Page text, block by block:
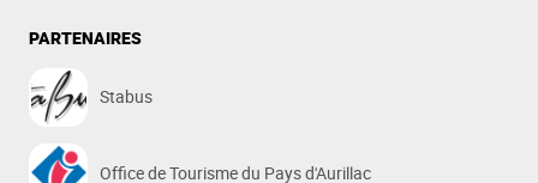
PARTENAIRES
Stabus
Office de Tourisme du Pays d'Aurillac